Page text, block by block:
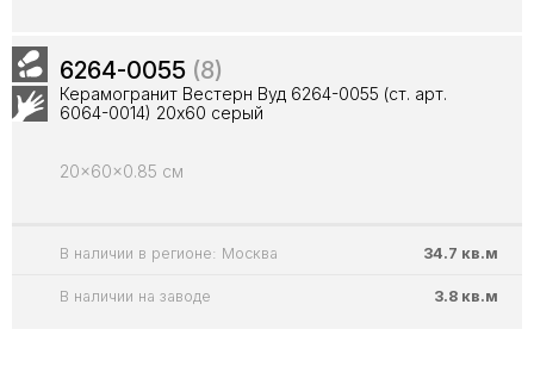
6264-0055 (8)
Керамогранит Вестерн Вуд 6264-0055 (ст. арт.
6064-0014) 20x60 серый
20x60x0.85 см
В наличии в регионе: Москва 34.7 кв.м
В наличии на заводе 3.8 кв.м